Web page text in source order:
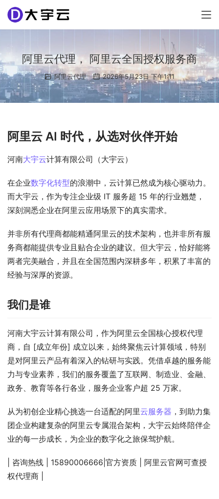
阿里云代理， 阿里云全国授权服务商
阿里云代理 2026年5月23日 下午1:11
阿里云 AI 时代，从选对伙伴开始
河南大宇云计算有限公司（大宇云）
在企业数字化转型的浪潮中，云计算已然成为核心驱动力。
而大宇云，作为专注企业级 IT 服务超 15 年的行业翘楚，
深刻洞悉企业在阿里云应用场景下的真实需求。
并非所有代理商都能精通阿里云的技术架构，也并非所有服
务商都能提供专业且贴合企业的建议。但大宇云，恰好能将
两者完美融合，并且在全国范围内深耕多年，积累了丰富的
经验与深厚的资源。
我们是谁
河南大宇云计算有限公司，作为阿里云全国核心授权代理
商，自 [成立年份] 成立以来，始终聚焦云计算领域，特别
是对阿里云产品有着深入的钻研与实践。凭借卓越的服务能
力与专业素养，我们的服务覆盖了互联网、制造业、金融、
政务、教育等各行各业，服务企业客户超 25 万家。
从为初创企业精心挑选一台适配的阿里云服务器 ，到助力集
团企业构建复杂的阿里云专属混合架构，大宇云始终陪伴企
业的每一步成长，为企业的数字化之旅保驾护航。
| 咨询热线 | 15890006666|官方资质 | 阿里云官网可查授
权代理商 |